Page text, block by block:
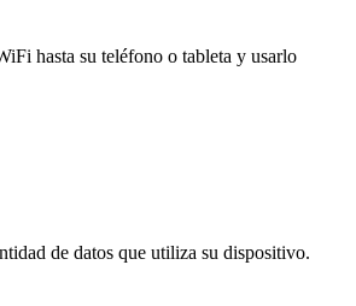
hasta su teléfono o tableta y usarlo
de datos que utiliza su dispositivo.